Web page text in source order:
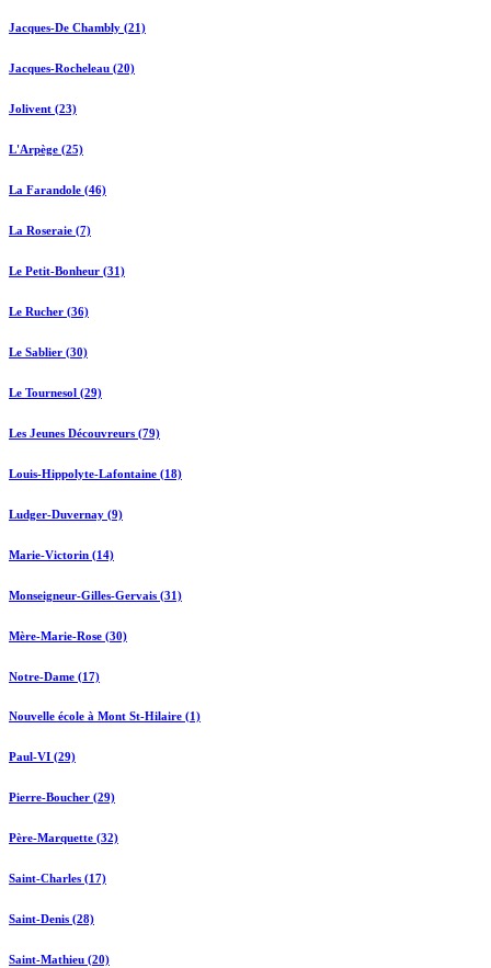
Jacques-De Chambly (21)
Jacques-Rocheleau (20)
Jolivent (23)
L'Arpège (25)
La Farandole (46)
La Roseraie (7)
Le Petit-Bonheur (31)
Le Rucher (36)
Le Sablier (30)
Le Tournesol (29)
Les Jeunes Découvreurs (79)
Louis-Hippolyte-Lafontaine (18)
Ludger-Duvernay (9)
Marie-Victorin (14)
Monseigneur-Gilles-Gervais (31)
Mère-Marie-Rose (30)
Notre-Dame (17)
Nouvelle école à Mont St-Hilaire (1)
Paul-VI (29)
Pierre-Boucher (29)
Père-Marquette (32)
Saint-Charles (17)
Saint-Denis (28)
Saint-Mathieu (20)